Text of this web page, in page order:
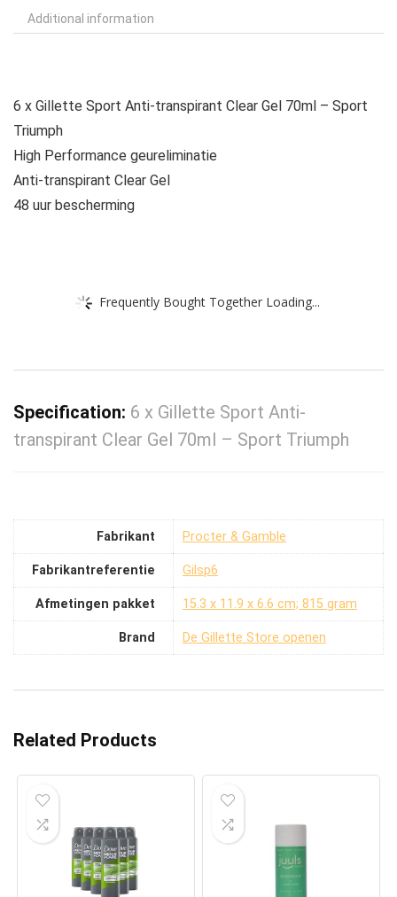
Additional information
6 x Gillette Sport Anti-transpirant Clear Gel 70ml – Sport
Triumph
High Performance geureliminatie
Anti-transpirant Clear Gel
48 uur bescherming
Frequently Bought Together Loading...
Specification: 6 x Gillette Sport Anti-
transpirant Clear Gel 70ml – Sport Triumph
Fabrikant ‎Procter & Gamble
Fabrikantreferentie ‎Gilsp6
Afmetingen pakket ‎15.3 x 11.9 x 6.6 cm; 815 gram
Brand De Gillette Store openen
Related Products